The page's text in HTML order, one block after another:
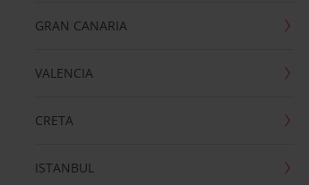
GRAN CANARIA
VALENCIA
CRETA
ISTANBUL